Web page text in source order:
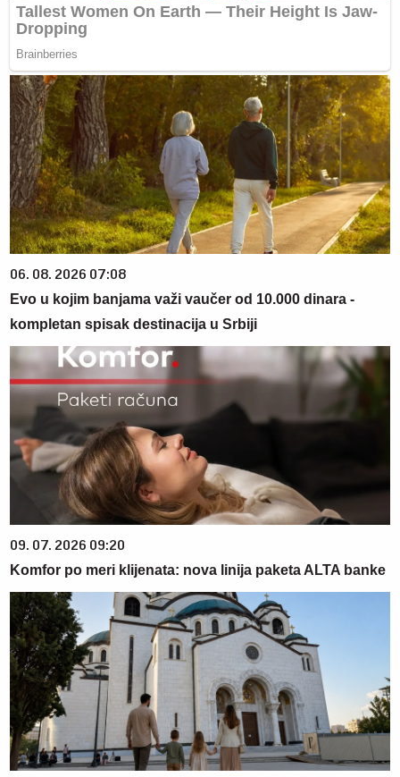
06. 08. 2026 07:08
Evo u kojim banjama važi vaučer od 10.000 dinara -
kompletan spisak destinacija u Srbiji
09. 07. 2026 09:20
Komfor po meri klijenata: nova linija paketa ALTA banke